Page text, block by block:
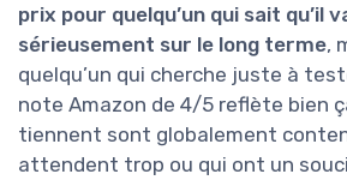
prix pour quelqu’un qui sait qu’il
sérieusement sur le long terme,
quelqu’un qui cherche juste à
note Amazon de 4/5 reflète bien
tiennent sont globalement
attendent trop ou qui ont un